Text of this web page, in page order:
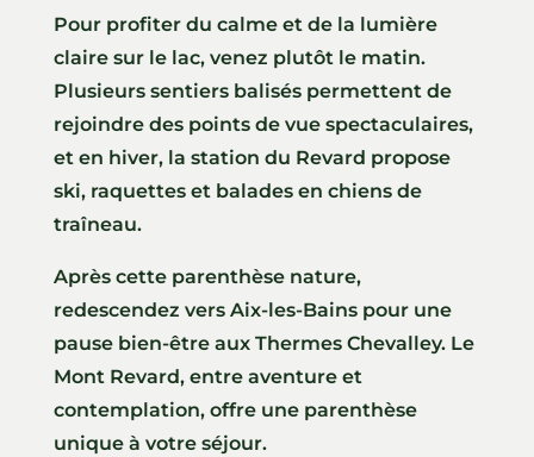
Pour profiter du calme et de la lumière
claire sur le lac, venez plutôt le matin.
Plusieurs sentiers balisés permettent de
rejoindre des points de vue spectaculaires,
et en hiver, la station du Revard propose
ski, raquettes et balades en chiens de
traîneau.
Après cette parenthèse nature,
redescendez vers Aix-les-Bains pour une
pause bien-être aux Thermes Chevalley. Le
Mont Revard, entre aventure et
contemplation, offre une parenthèse
unique à votre séjour.